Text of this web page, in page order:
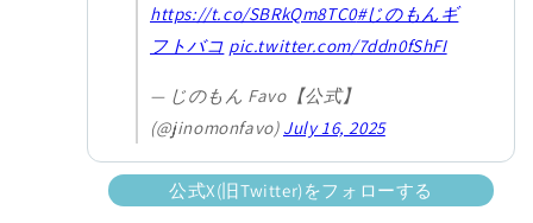
https://t.co/SBRkQm8TC0#じのもんギ
フトバコ pic.twitter.com/7ddn0fShFI
— じのもん Favo【公式】
(@jinomonfavo) July 16, 2025
公式X(旧Twitter)をフォローする